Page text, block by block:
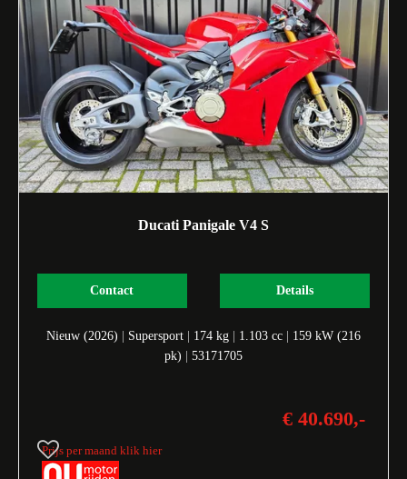
Ducati Panigale V4 S
Details
Contact
Nieuw (2026) | Supersport | 174 kg | 1.103 cc | 159 kW (216
pk) | 53171705
€ 40.690,-
Prijs per maand klik hier